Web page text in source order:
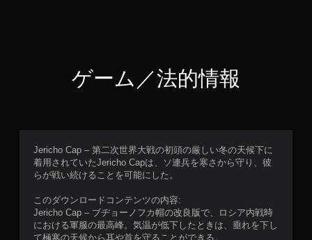
ゲーム／法的情報
Jericho Cap – 第二次世界大戦の初頭の厳しい冬の天候下に
着用されていたJericho Capは、ソ連兵を寒さから守り、彼
らが戦い続けることを可能にした。
このダウンロードコンテンツの内容:
Jericho Cap – ブヂョーノフカ帽の改良版で、ロシア内戦時
における軍服の最高峰。気温が低下したときは、垂れを下し
て極寒の天候から耳や首を守ることができる。